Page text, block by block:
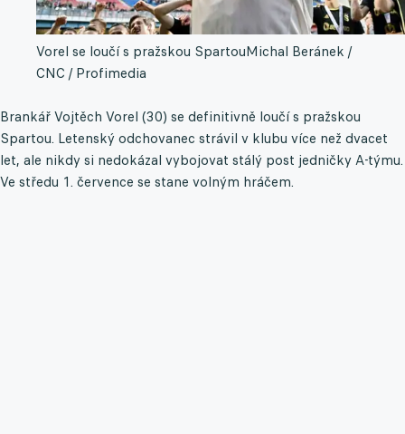
Vorel se loučí s pražskou SpartouMichal Beránek /
CNC / Profimedia
Brankář Vojtěch Vorel (30) se definitivně loučí s pražskou
Spartou. Letenský odchovanec strávil v klubu více než dvacet
let, ale nikdy si nedokázal vybojovat stálý post jedničky A-týmu.
Ve středu 1. července se stane volným hráčem.